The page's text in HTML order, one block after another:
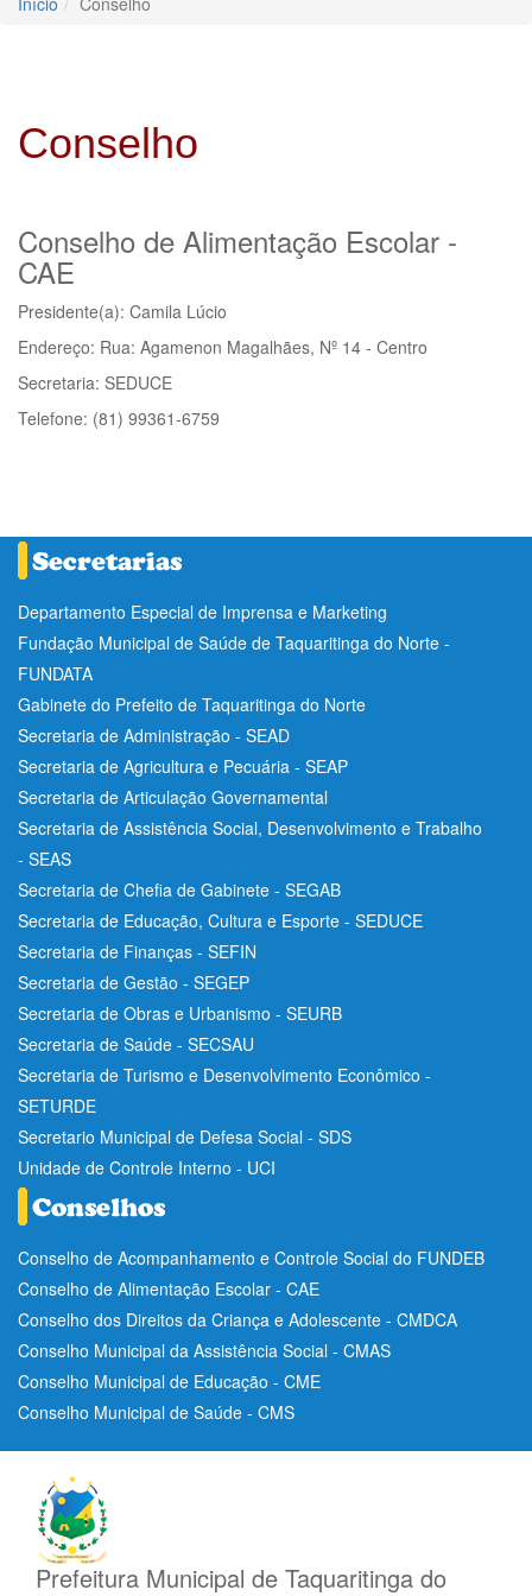
Conselho
Conselho de Alimentação Escolar -
CAE
Presidente(a): Camila Lúcio
Endereço: Rua: Agamenon Magalhães, Nº 14 - Centro
Secretaria: SEDUCE
Telefone: (81) 99361-6759
Departamento Especial de Imprensa e Marketing
Fundação Municipal de Saúde de Taquaritinga do Norte -
FUNDATA
Gabinete do Prefeito de Taquaritinga do Norte
Secretaria de Administração - SEAD
Secretaria de Agricultura e Pecuária - SEAP
Secretaria de Articulação Governamental
Secretaria de Assistência Social, Desenvolvimento e Trabalho
- SEAS
Secretaria de Chefia de Gabinete - SEGAB
Secretaria de Educação, Cultura e Esporte - SEDUCE
Secretaria de Finanças - SEFIN
Secretaria de Gestão - SEGEP
Secretaria de Obras e Urbanismo - SEURB
Secretaria de Saúde - SECSAU
Secretaria de Turismo e Desenvolvimento Econômico -
SETURDE
Secretario Municipal de Defesa Social - SDS
Unidade de Controle Interno - UCI
Conselho de Acompanhamento e Controle Social do FUNDEB
Conselho de Alimentação Escolar - CAE
Conselho dos Direitos da Criança e Adolescente - CMDCA
Conselho Municipal da Assistência Social - CMAS
Conselho Municipal de Educação - CME
Conselho Municipal de Saúde - CMS
Prefeitura Municipal de Taquaritinga do